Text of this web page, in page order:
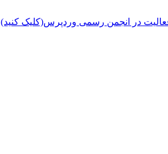
در انجمن رسمی وردپرس(کلیک کنید)